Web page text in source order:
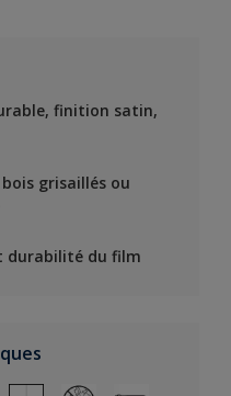
finition satin,
grisaillés ou
durabilité du film